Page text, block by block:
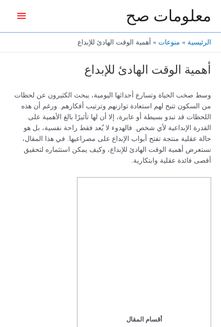
معلومات صح
الرئيسية منوعات أهمية الوقت الهادئ للإبداع
أهمية الوقت الهادئ للإبداع
وسط صخب الحياة وتسارع أحداثها اليومية، يبحث الكثيرون عن لحظات
من السكون تتيح لهم استعادة توازنهم وترتيب أفكارهم. ورغم أن هذه
اللحظات قد تبدو بسيطة أو عابرة، إلا أن لها تأثيرًا بالغ الأهمية على
القدرة الإبداعية لأي شخص. فالهدوء لا يُعد فقط راحة نفسية، بل هو
حالة عقلية منتجة تفتح أبواب الإبداع على مصراعيها. في هذا المقال،
نستعرض أهمية الوقت الهادئ للإبداع، وكيف يمكن استثماره لتحقيق
أقصى فائدة عقلية وابتكارية.
أقسام المقال